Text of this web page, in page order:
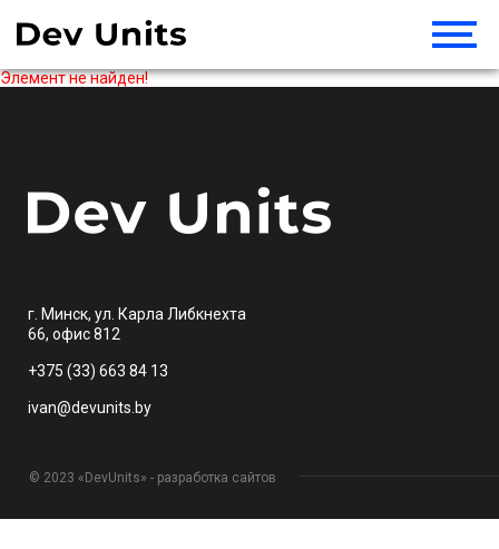
Элемент не найден!
г. Минск, ул. Карла Либкнехта
66, офис 812
+375 (33) 663 84 13
ivan@devunits.by
© 2023 «DevUnits» - разработка сайтов